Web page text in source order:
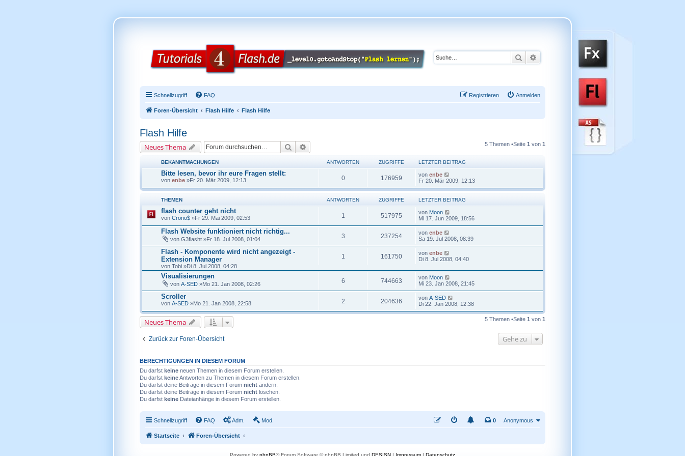
Suche Erweiterte Suche
Schnellzugriff FAQ Anmelden
Registrieren
Foren-Übersicht Flash Hilfe Flash Hilfe
Flash Hilfe
Neues Thema Suche 5 Themen •Seite 1 von 1
BEKANNTMACHUNGEN ANTWORTEN ZUGRIFFE LETZTER BEITRAG
Bitte lesen, bevor ihr eure Fragen stellt:
von enbe »Fr 20. Mär 2009, 12:13 0 176959 von enbe
Fr 20. Mär 2009, 12:13
THEMEN ANTWORTEN ZUGRIFFE LETZTER BEITRAG
flash counter geht nicht
von Crono$ »Fr 29. Mai 2009, 02:53 1 517975 von Moon
Mi 17. Jun 2009, 18:56
Flash Website funktioniert nicht richtig...
von G3flasht »Fr 18. Jul 2008, 01:04 3 237254 von enbe
Sa 19. Jul 2008, 08:39
Flash - Komponente wird nicht angezeigt -
Extension Manager
von Tobi »Di 8. Jul 2008, 04:28
1 161750 von enbe
Di 8. Jul 2008, 04:40
Visualisierungen
von A-SED »Mo 21. Jan 2008, 02:26 6 744663 von Moon
Mi 23. Jan 2008, 21:45
Scroller
von A-SED »Mo 21. Jan 2008, 22:58 2 204636 von A-SED
Di 22. Jan 2008, 12:38
Neues Thema 5 Themen •Seite 1 von 1
Zurück zur Foren-Übersicht Gehe zu
BERECHTIGUNGEN IN DIESEM FORUM
Du darfst keine neuen Themen in diesem Forum erstellen.
Du darfst keineAntworten zu Themen in diesem Forum erstellen.
Du darfst deine Beiträge in diesem Forum nicht ändern.
Du darfst deine Beiträge in diesem Forum nicht löschen.
Du darfst keine Dateianhänge in diesem Forum erstellen.
Schnellzugriff FAQ Adm. Mod. Anonymous
0
Startseite Foren-Übersicht
Powered by phpBB® Forum Software © phpBB Limited und DESISN | Impressum | Datenschutz